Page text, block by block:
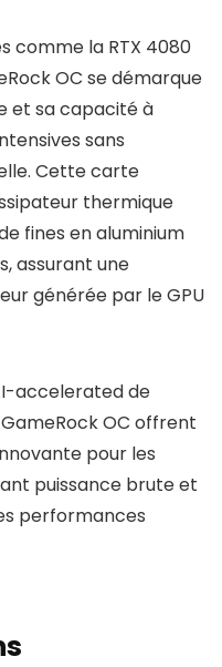
comme la RTX 4080
OC se démarque
et sa capacité à
sans
Cette carte
thermique
fines en aluminium
assurant une
générée par le GPU
accelerated de
GameRock OC offrent
pour les
puissance brute et
performances